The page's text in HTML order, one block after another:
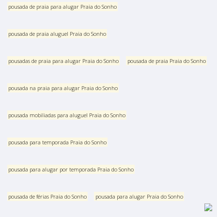
pousada de praia para alugar Praia do Sonho
pousada de praia aluguel Praia do Sonho
pousadas de praia para alugar Praia do Sonho pousada de praia Praia do Sonho
pousada na praia para alugar Praia do Sonho
pousada mobiliadas para aluguel Praia do Sonho
pousada para temporada Praia do Sonho
pousada para alugar por temporada Praia do Sonho
pousada de férias Praia do Sonho pousada para alugar Praia do Sonho